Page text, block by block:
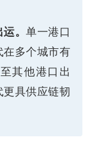
运。单一港口
在多个城市有
其他港口出
具供应链韧